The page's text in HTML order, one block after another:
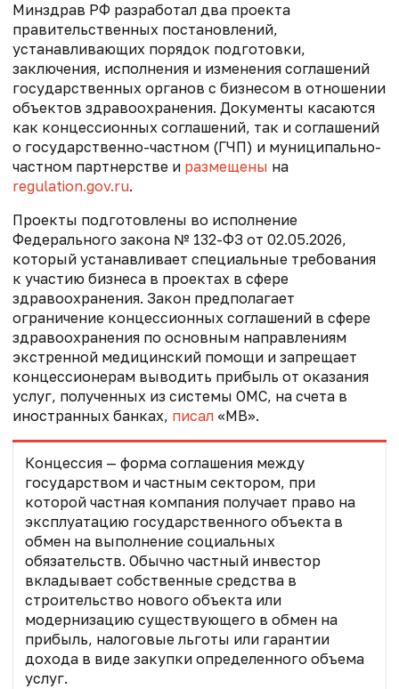
Минздрав РФ разработал два проекта
правительственных постановлений,
устанавливающих порядок подготовки,
заключения, исполнения и изменения соглашений
государственных органов с бизнесом в отношении
объектов здравоохранения. Документы касаются
как концессионных соглашений, так и соглашений
о государственно-частном (ГЧП) и муниципально-
частном партнерстве и размещены на
regulation.gov.ru.
Проекты подготовлены во исполнение
Федерального закона № 132-ФЗ от 02.05.2026,
который устанавливает специальные требования
к участию бизнеса в проектах в сфере
здравоохранения. Закон предполагает
ограничение концессионных соглашений в сфере
здравоохранения по основным направлениям
экстренной медицинский помощи и запрещает
концессионерам выводить прибыль от оказания
услуг, полученных из системы ОМС, на счета в
иностранных банках, писал «МВ».
Концессия — форма соглашения между
государством и частным сектором, при
которой частная компания получает право на
эксплуатацию государственного объекта в
обмен на выполнение социальных
обязательств. Обычно частный инвестор
вкладывает собственные средства в
строительство нового объекта или
модернизацию существующего в обмен на
прибыль, налоговые льготы или гарантии
дохода в виде закупки определенного объема
услуг.